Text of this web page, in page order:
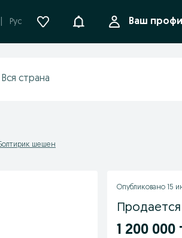
Рус УведомленияВаш
шешен
Опубликовано 15
1 200 000